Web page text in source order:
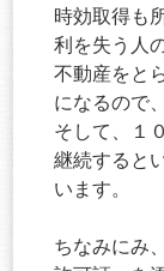
時効取得も
利を失う人
不動産をと
になるので、
そして、１
継続すると
います。
ちなみにみ